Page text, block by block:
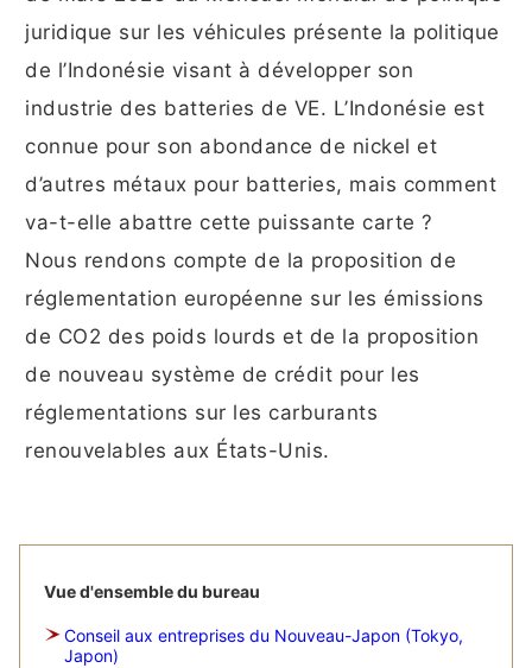
juridique sur les véhicules présente la politique
de l’Indonésie visant à développer son
industrie des batteries de VE. L’Indonésie est
connue pour son abondance de nickel et
d’autres métaux pour batteries, mais comment
va-t-elle abattre cette puissante carte ?
Nous rendons compte de la proposition de
réglementation européenne sur les émissions
de CO2 des poids lourds et de la proposition
de nouveau système de crédit pour les
réglementations sur les carburants
renouvelables aux États-Unis.
Vue d'ensemble du bureau
Conseil aux entreprises du Nouveau-Japon (Tokyo,
Japon)